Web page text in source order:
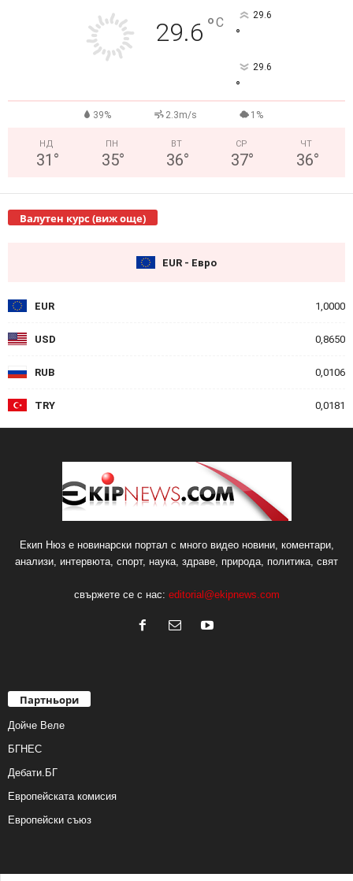
29.6 °C 29.6
°
29.6
°
39% 2.3m/s 1%
НД
31 °
ПН
35°
ВТ
36°
СР
37°
ЧТ
36°
Валутен курс (виж още)
EUR - Евро
EUR 1,0000
USD 0,8650
RUB 0,0106
TRY 0,0181
Екип Нюз е новинарски портал с много видео новини, коментари,
анализи, интервюта, спорт, наука, здраве, природа, политика, свят
свържете се с нас: editorial@ekipnews.com
Партньори
Дойче Веле
БГНЕС
Дебати.БГ
Европейската комисия
Европейски съюз